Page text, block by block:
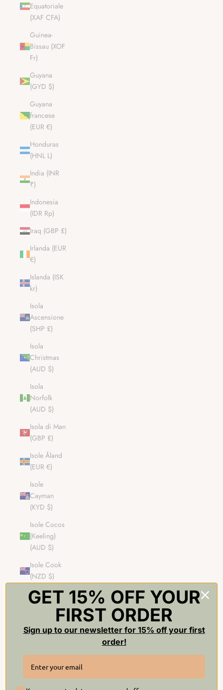
Equatoriale
(XAF CFA)
Guinea-
Bissau (XOF
Fr)
Guyana
(GYD $)
Guyana
francese
(EUR €)
Honduras
(HNL L)
India (INR
₹)
Indonesia
(IDR Rp)
Iraq (GBP £)
Irlanda (EUR
€)
Islanda (ISK
kr)
Isola
Ascensione
(SHP £)
Isola
Christmas
(AUD $)
Isola
Norfolk
(AUD $)
Isola di Man
(GBP £)
Isole Åland
(EUR €)
Isole
Cayman
(KYD $)
Isole Cocos
(Keeling)
(AUD $)
Isole Cook
(NZD $)
Isole Fær
Øer (DKK
Isole
(FKP £)
GET 15% OFF YOUR
FIRST ORDER
Sign up to our newsletter for 15% off your first
order!